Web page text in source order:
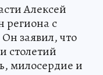
Алексей
региона с
заявил, что
столетий
милосердие и